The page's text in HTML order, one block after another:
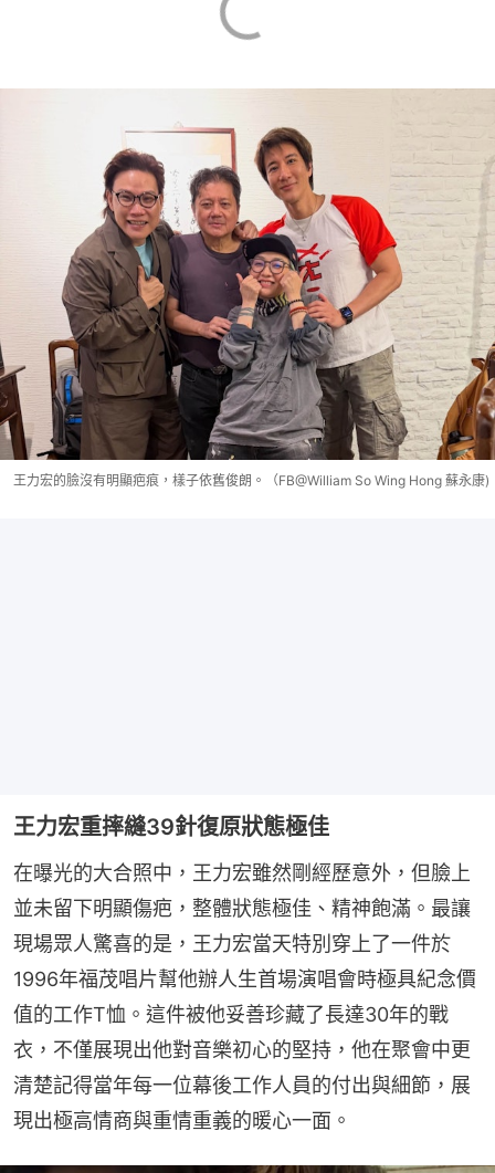
王力宏的臉沒有明顯疤痕，樣子依舊俊朗。（FB@William So Wing Hong 蘇永康)
王力宏重摔縫39針復原狀態極佳
在曝光的大合照中，王力宏雖然剛經歷意外，但臉上
並未留下明顯傷疤，整體狀態極佳、精神飽滿。最讓
現場眾人驚喜的是，王力宏當天特別穿上了一件於
1996年福茂唱片幫他辦人生首場演唱會時極具紀念價
值的工作T恤。這件被他妥善珍藏了長達30年的戰
衣，不僅展現出他對音樂初心的堅持，他在聚會中更
清楚記得當年每一位幕後工作人員的付出與細節，展
現出極高情商與重情重義的暖心一面。